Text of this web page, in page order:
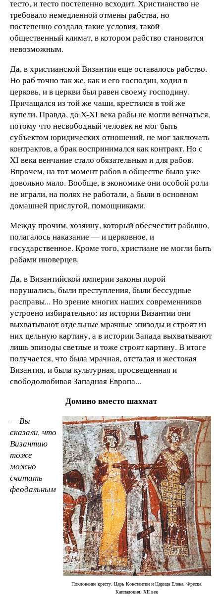
тесто, и тесто постепенно всходит. Христианство не
требовало немедленной отмены рабства, но
постепенно создало такие условия, такой
общественный климат, в котором рабство становится
невозможным.
Да, в христианской Византии еще оставалось рабство.
Но раб точно так же, как и его господин, ходил в
церковь, и в церкви был равен своему господину.
Причащался из той же чаши, крестился в той же
купели. Правда, до X-XI века рабы не могли венчаться,
потому что несвободный человек не мог быть
субъектом юридических отношений, не мог заключать
контрактов, а брак воспринимался как контракт. Но с
XI века венчание стало обязательным и для рабов.
Впрочем, на тот момент рабов в обществе было уже
довольно мало. Вообще, в экономике они особой роли
не играли, на полях не работали, а были в основном
домашней прислугой, помощниками.
Между прочим, хозяину, который обесчестит рабыню,
полагалось наказание — и церковное, и
государственное. Кроме того, христиане не могли быть
рабами иноверцев.
Да, в Византийской империи законы порой
нарушались, были преступления, были бессудные
расправы... Но зрение многих наших современников
устроено избирательно: из истории Византии они
выхватывают отдельные мрачные эпизоды и строят из
них цельную картину, а в истории Запада выхватывают
лишь эпизоды светлые и тоже строят картину. В итоге
получается, что была мрачная, отсталая и жестокая
Византия, и была культурная, просвещенная и
свободолюбивая Западная Европа...
Домино вместо шахмат
Поклонение кресту. Царь Константин и Царица Елена. Фреска.
Каппадокия, XII век
— Вы
сказали, что
Византию
тоже
можно
считать
феодальным